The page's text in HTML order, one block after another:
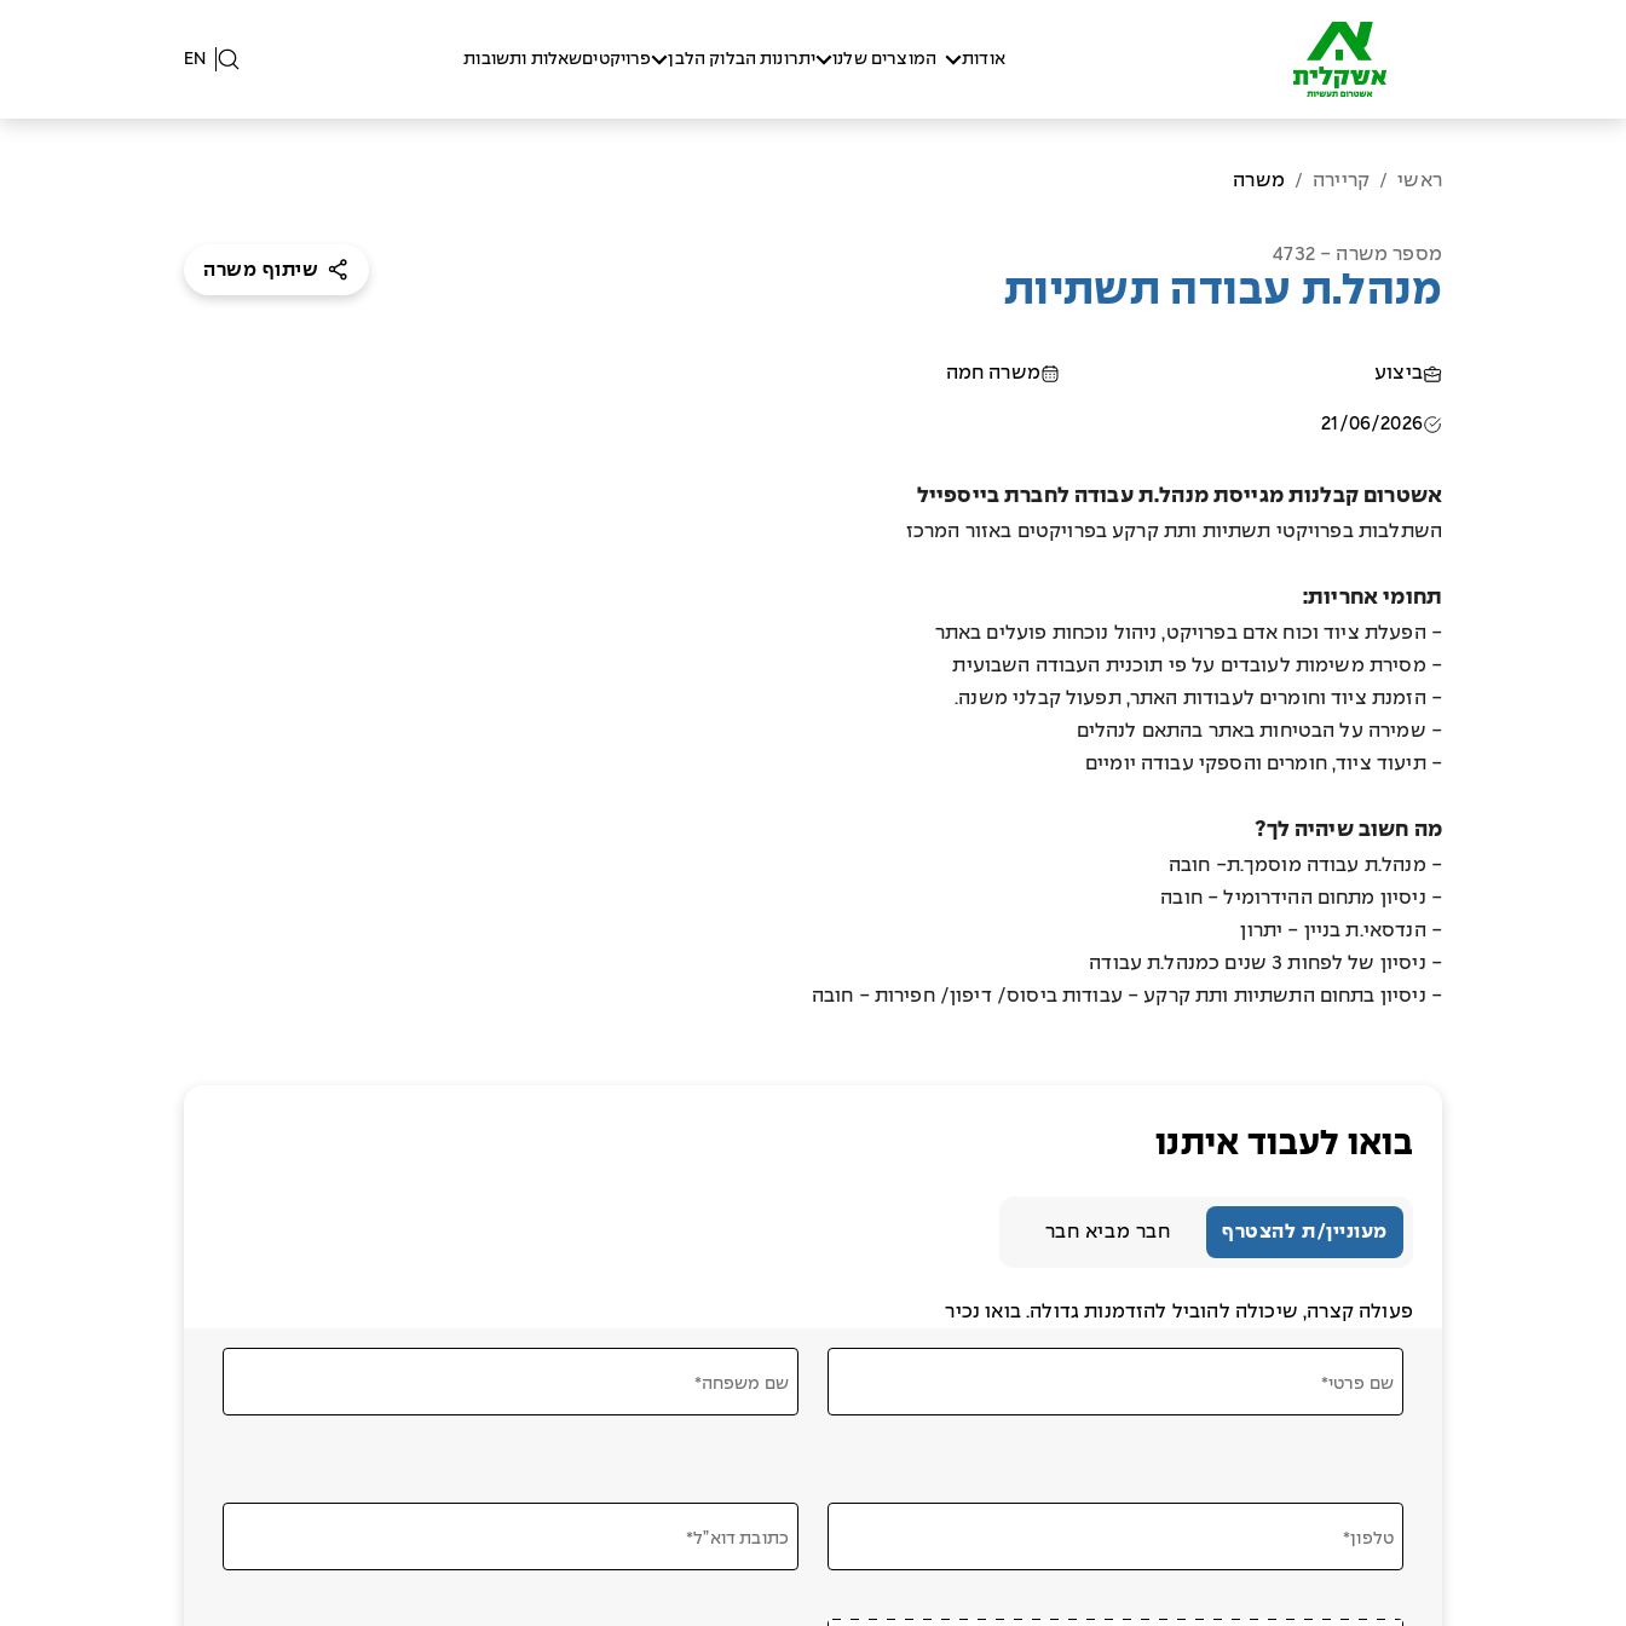
אודות המוצרים שלנו יתרונות הבלוק הלבן פרויקטיםשאלות ותשובות EN
ראשי / קריירה / משרה
מספר משרה - 4732
מנהל.ת עבודה תשתיות
שיתוף משרה
ביצוע משרה חמה
21/06/2026
אשטרום קבלנות מגייסת מנהל.ת עבודה לחברת בייספייל
השתלבות בפרויקטי תשתיות ותת קרקע בפרויקטים באזור המרכז
תחומי אחריות:
- הפעלת ציוד וכוח אדם בפרויקט, ניהול נוכחות פועלים באתר
- מסירת משימות לעובדים על פי תוכנית העבודה השבועית
- הזמנת ציוד וחומרים לעבודות האתר, תפעול קבלני משנה.
- שמירה על הבטיחות באתר בהתאם לנהלים
- תיעוד ציוד, חומרים והספקי עבודה יומיים
מה חשוב שיהיה לך?
- מנהל.ת עבודה מוסמך.ת- חובה
- ניסיון מתחום ההידרומיל - חובה
- הנדסאי.ת בניין - יתרון
- ניסיון של לפחות 3 שנים כמנהל.ת עבודה
- ניסיון בתחום התשתיות ותת קרקע - עבודות ביסוס/ דיפון/ חפירות - חובה
בואו לעבוד איתנו
מעוניין/ת להצטרף חבר מביא חבר
פעולה קצרה, שיכולה להוביל להזדמנות גדולה. בואו נכיר
שם פרטי* שם משפחה*
טלפון* כתובת דוא”ל*